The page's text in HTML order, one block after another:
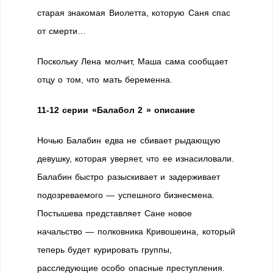
старая знакомая Виолетта, которую Саня спас
от смерти…
Поскольку Лена молчит, Маша сама сообщает
отцу о том, что мать беременна.
11-12 серии «Балабол 2 » описание
Ночью Балабин едва не сбивает рыдающую
девушку, которая уверяет, что ее изнасиловали.
Балабин быстро разыскивает и задерживает
подозреваемого — успешного бизнесмена.
Постышева представляет Сане новое
начальство — полковника Кривошеина, который
теперь будет курировать группы,
расследующие особо опасные преступления.